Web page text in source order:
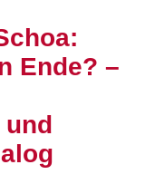
Ende? –